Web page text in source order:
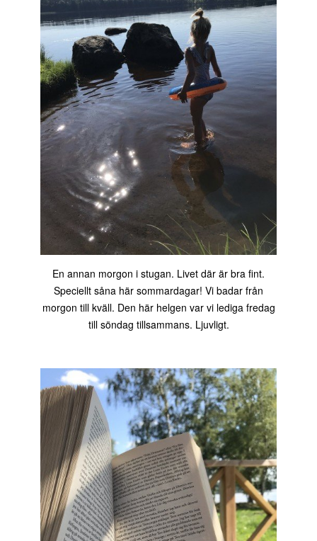
En annan morgon i stugan. Livet där är bra fint.
Speciellt såna här sommardagar! Vi badar från
morgon till kväll. Den här helgen var vi lediga fredag
till söndag tillsammans. Ljuvligt.